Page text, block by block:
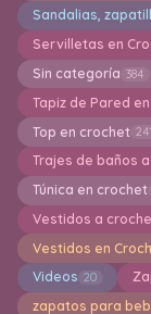
Sandalias,
Servilletas en
Sin categoría 384
Tapiz de Pared
Top en crochet 241
Trajes de baños
Túnica en crochet
Vestidos a
Vestidos en
Videos 20
zapatos para